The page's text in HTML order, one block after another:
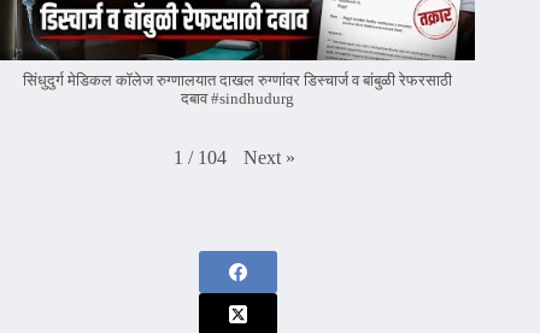
सिंधुदुर्ग मेडिकल कॉलेज रुग्णालयात दाखल रुग्णांवर डिस्चार्ज व बांबुळी रेफरसाठी
दबाव #sindhudurg
1 / 104 Next »